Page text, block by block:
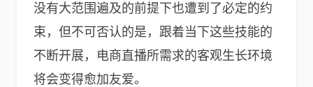
没有大范围遍及的前提下也遭到了必定的约
束，但不可否认的是，跟着当下这些技能的
不断开展，电商直播所需求的客观生长环境
将会变得愈加友爱。